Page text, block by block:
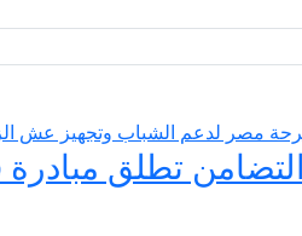
2026… وزارة